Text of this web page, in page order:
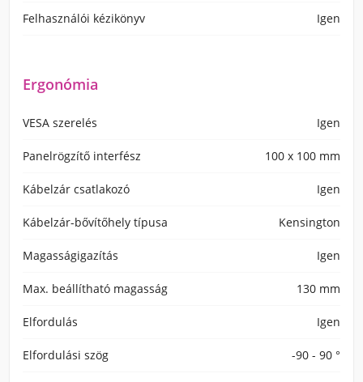
Felhasználói kézikönyv Igen
Ergonómia
VESA szerelés Igen
Panelrögzítő interfész 100 x 100 mm
Kábelzár csatlakozó Igen
Kábelzár-bővítőhely típusa Kensington
Magasságigazítás Igen
Max. beállítható magasság 130 mm
Elfordulás Igen
Elfordulási szög -90 - 90 °